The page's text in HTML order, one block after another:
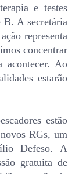
e testes
A secretária
representa
concentrar
acontecer. Ao
estarão
estão
RGs, um
Defeso. A
gratuita de